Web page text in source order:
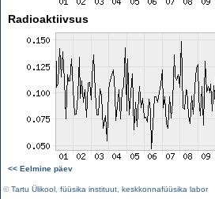
Radioaktiivsus
<< Eelmine päev
©Tartu Ülikool füüsika instituut keskkonnafüüsika labor